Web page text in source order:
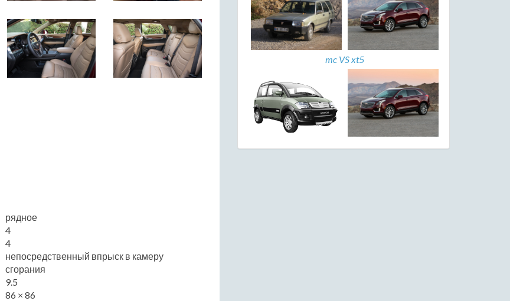
рядное
4
4
непосредственный впрыск в камеру
сгорания
9.5
86 × 86
mc VS xt5